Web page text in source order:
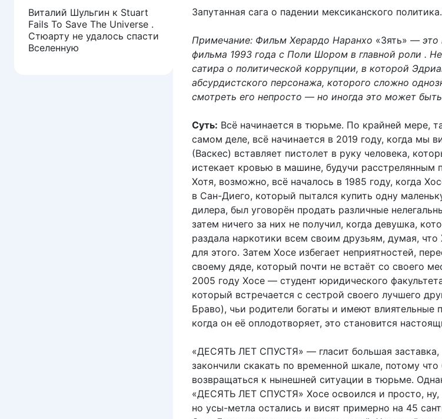
Запутанная сага о падении мексиканского политика.
Примечание: Фильм Херардо Наранхо «Зять» — это
фильма 1993 года с Поли Шором в главной роли .
сатира о политической коррупции, в которой
абсурдистского персонажа, которого сложно
смотреть его непросто — но иногда это может
Суть: Всё начинается в тюрьме. По крайней мере,
самом деле, всё начинается в 2019 году, когда мы
(Васкес) вставляет пистолет в руку человека,
истекает кровью в машине, будучи расстрелянным
Хотя, возможно, всё началось в 1985 году, когда
в Сан-Диего, который пытался купить одну
дилера, был уговорён продать различные
затем ничего за них не получил, когда девушка,
раздала наркотики всем своим друзьям, думая,
для этого. Затем Хосе избегает неприятностей,
своему дяде, который почти не встаёт со своего
2005 году Хосе — студент юридического
который встречается с сестрой своего лучшего
Браво), чьи родители богаты и имеют влиятельные
когда он её оплодотворяет, это становится
«ДЕСЯТЬ ЛЕТ СПУСТЯ» — гласит большая
закончили скакать по временной шкале, потому что
возвращаться к нынешней ситуации в тюрьме.
«ДЕСЯТЬ ЛЕТ СПУСТЯ» Хосе освоился и просто, ну,
но усы-метла остались и висят примерно на 45
Виталий Шульгин к Stuart
Fails To Save The Universe .
Стюарту не удалось спасти
Вселенную